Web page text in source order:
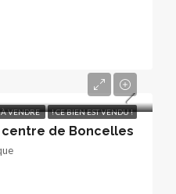
À VENDRE ! CE BIEN EST VENDU !
de Boncelles